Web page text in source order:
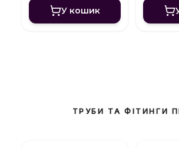
У кошик
ТРУБИ ТА ФІТИНГИ